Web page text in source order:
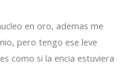
en oro, ademas me
pero tengo ese leve
como si la encia estuviera